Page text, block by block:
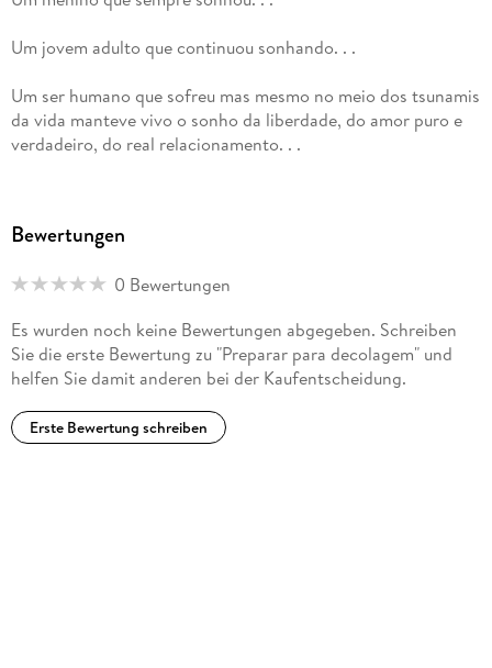
Um jovem adulto que continuou sonhando. . .
Um ser humano que sofreu mas mesmo no meio dos tsunamis
da vida manteve vivo o sonho da liberdade, do amor puro e
verdadeiro, do real relacionamento. . .
todos, e juntos somos um só.
Bewertungen
0 Bewertungen
Es wurden noch keine Bewertungen abgegeben. Schreiben
Sie die erste Bewertung zu "Preparar para decolagem" und
helfen Sie damit anderen bei der Kaufentscheidung.
Erste Bewertung schreiben